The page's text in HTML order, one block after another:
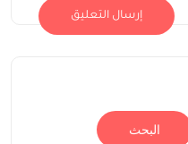
البحث